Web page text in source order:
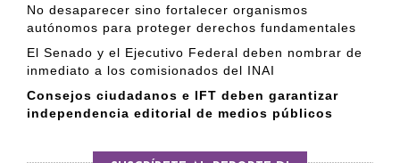
No desaparecer sino fortalecer organismos
autónomos para proteger derechos fundamentales
El Senado y el Ejecutivo Federal deben nombrar de
inmediato a los comisionados del INAI
Consejos ciudadanos e IFT deben garantizar
independencia editorial de medios públicos